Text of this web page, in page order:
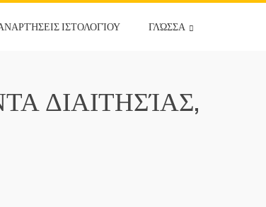
ΙΣΤΟΛΟΓΊΟΥ ΓΛΏΣΣΑ
ΔΙΑΙΤΗΣΊΑΣ,